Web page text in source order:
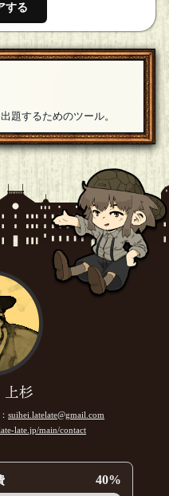
する
題するためのツール。
上杉
suihei.latelate@gmail.com
late.jp/main/contact
40%